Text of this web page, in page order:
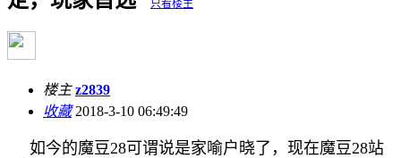
只看楼主
楼主 z2839
收藏2018-3-10 06:49:49
如今的魔豆28可谓说是家喻户晓了，现在魔豆28站